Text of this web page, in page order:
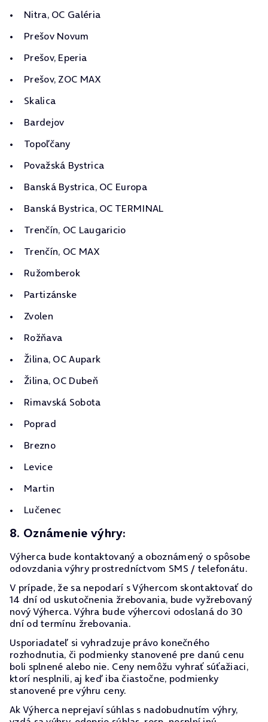
Nitra, OC Galéria
Prešov Novum
Prešov, Eperia
Prešov, ZOC MAX
Skalica
Bardejov
Topoľčany
Považská Bystrica
Banská Bystrica, OC Europa
Banská Bystrica, OC TERMINAL
Trenčín, OC Laugaricio
Trenčín, OC MAX
Ružomberok
Partizánske
Zvolen
Rožňava
Žilina, OC Aupark
Žilina, OC Dubeň
Rimavská Sobota
Poprad
Brezno
Levice
Martin
Lučenec
8. Oznámenie výhry:
Výherca bude kontaktovaný a oboznámený o spôsobe
odovzdania výhry prostredníctvom SMS / telefonátu.
V prípade, že sa nepodarí s Výhercom skontaktovať do
14 dní od uskutočnenia žrebovania, bude vyžrebovaný
nový Výherca. Výhra bude výhercovi odoslaná do 30
dní od termínu žrebovania.
Usporiadateľ si vyhradzuje právo konečného
rozhodnutia, či podmienky stanovené pre danú cenu
boli splnené alebo nie. Ceny nemôžu vyhrať súťažiaci,
ktorí nesplnili, aj keď iba čiastočne, podmienky
stanovené pre výhru ceny.
Ak Výherca neprejaví súhlas s nadobudnutím výhry,